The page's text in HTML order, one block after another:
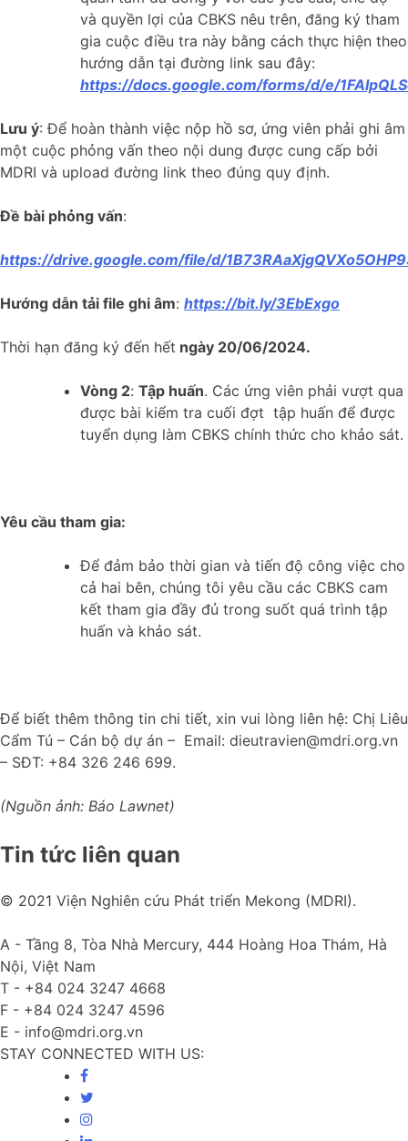
và quyền lợi của CBKS nêu trên, đăng ký tham
gia cuộc điều tra này bằng cách thực hiện theo
hướng dẫn tại đường link sau đây:
https://docs.google.com/forms/d/e/
Lưu ý: Để hoàn thành việc nộp hồ sơ, ứng viên phải ghi âm
một cuộc phỏng vấn theo nội dung được cung cấp bởi
MDRI và upload đường link theo đúng quy định.
Đề bài phỏng vấn:
https://drive.google.com/file/d/
Hướng dẫn tải file ghi âm: https://bit.ly/3EbExgo
Thời hạn đăng ký đến hết ngày 20/06/2024.
Vòng 2: Tập huấn. Các ứng viên phải vượt qua
được bài kiểm tra cuối đợt tập huấn để được
tuyển dụng làm CBKS chính thức cho khảo sát.
Yêu cầu tham gia:
Để đảm bảo thời gian và tiến độ công việc cho
cả hai bên, chúng tôi yêu cầu các CBKS cam
kết tham gia đầy đủ trong suốt quá trình tập
huấn và khảo sát.
Để biết thêm thông tin chi tiết, xin vui lòng liên hệ: Chị Liêu
Cẩm Tú – Cán bộ dự án – Email: dieutravien@mdri.org.vn
– SĐT: +84 326 246 699.
(Nguồn ảnh: Báo Lawnet)
Tin tức liên quan
© 2021 Viện Nghiên cứu Phát triển Mekong (MDRI).
A - Tầng 8, Tòa Nhà Mercury, 444 Hoàng Hoa Thám, Hà
Nội, Việt Nam
T - +84 024 3247 4668
F - +84 024 3247 4596
E - info@mdri.org.vn
STAY CONNECTED WITH US: